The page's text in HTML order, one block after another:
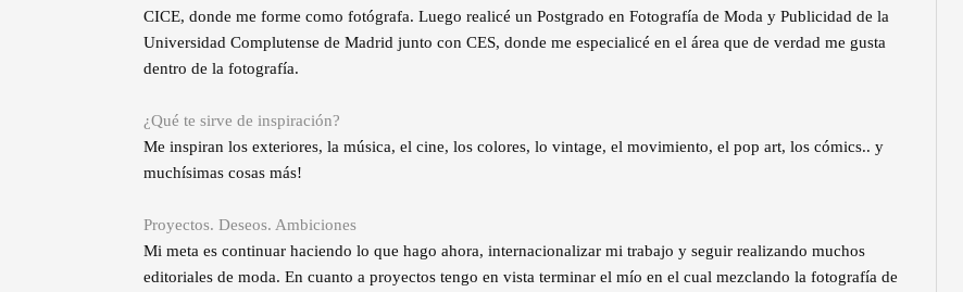
CICE, donde me forme como fotógrafa. Luego realicé un Postgrado en Fotografía de Moda y Publicidad de la
Universidad Complutense de Madrid junto con CES, donde me especialicé en el área que de verdad me gusta
dentro de la fotografía.
¿Qué te sirve de inspiración?
Me inspiran los exteriores, la música, el cine, los colores, lo vintage, el movimiento, el pop art, los cómics.. y
muchísimas cosas más!
Proyectos. Deseos. Ambiciones
Mi meta es continuar haciendo lo que hago ahora, internacionalizar mi trabajo y seguir realizando muchos
editoriales de moda. En cuanto a proyectos tengo en vista terminar el mío en el cual mezclando la fotografía de